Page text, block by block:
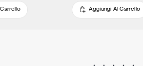
Aggiungi Al Carrello